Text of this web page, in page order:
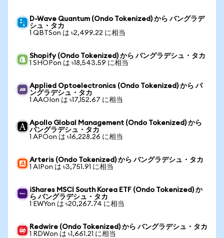
D-Wave Quantum (Ondo Tokenized) から バングラデ
シュ・タカ
1 QBTSon は ৳2,499.22 に相当
Shopify (Ondo Tokenized) から バングラデシュ・タカ
1 SHOPon は ৳18,543.59 に相当
Applied Optoelectronics (Ondo Tokenized) から バ
ングラデシュ・タカ
1 AAOIon は ৳17,152.67 に相当
Apollo Global Management (Ondo Tokenized) から
バングラデシュ・タカ
1 APOon は ৳16,228.26 に相当
Arteris (Ondo Tokenized) から バングラデシュ・タカ
1 AIPon は ৳3,751.91 に相当
iShares MSCI South Korea ETF (Ondo Tokenized) か
ら バングラデシュ・タカ
1 EWYon は ৳20,267.74 に相当
Redwire (Ondo Tokenized) から バングラデシュ・タカ
1 RDWon は ৳1,661.21 に相当